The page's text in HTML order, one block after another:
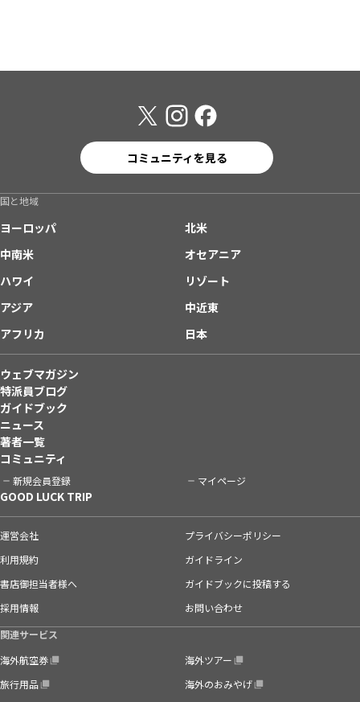
コミュニティを見る
国と地域
ヨーロッパ
北米
中南米
オセアニア
ハワイ
リゾート
アジア
中近東
アフリカ
日本
ウェブマガジン
特派員ブログ
ガイドブック
ニュース
著者一覧
コミュニティ
新規会員登録 マイページ
GOOD LUCK TRIP
運営会社
プライバシーポリシー
利用規約
ガイドライン
書店御担当者様へ
ガイドブックに投稿する
採用情報
お問い合わせ
関連サービス
海外航空券
海外ツアー
旅行用品
海外のおみやげ